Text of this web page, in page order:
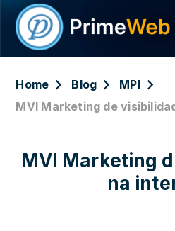
Home Blog
MPI
MVI Marketing de
MVI Marketing
na